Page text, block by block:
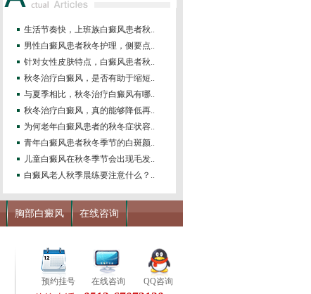
生活节奏快，上班族白癜风患者秋..
男性白癜风患者秋冬护理，侧要点..
针对女性皮肤特点，白癜风患者秋..
秋冬治疗白癜风，是否有助于缩短..
与夏季相比，秋冬治疗白癜风有哪..
秋冬治疗白癜风，真的能够降低再..
为何老年白癜风患者的秋冬症状容..
青年白癜风患者秋冬季节的白斑颜..
儿童白癜风在秋冬季节会出现毛发..
白癜风老人秋季晨练要注意什么？..
胸部白癜风 在线咨询
QQ咨询
在线咨询
预约挂号